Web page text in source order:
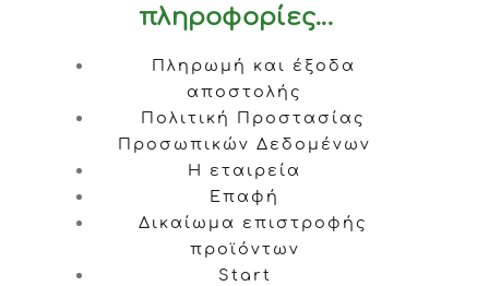
πληροφορίες...
Πληρωμή και έξοδα
αποστολής
Πολιτική Προστασίας
Προσωπικών Δεδομένων
Η εταιρεία
Επαφή
Δικαίωμα επιστροφής
προϊόντων
Start